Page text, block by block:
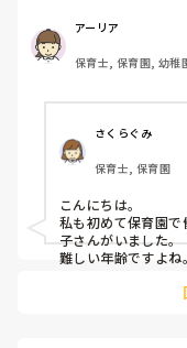
きました。
その状況に他の先生は
「Aちゃんが遊んで
ぐらいの反応でした
しかし、幼稚園の玩
ません。
Aちゃんが癇癪を起
切な事だと思います。
でも、そこで他の子
いと思います。
ところに戻りますが
始めました。今は保
現在、勤める保育園
【困っている行動】
①着替え、おむつ替
いて拒否。強要する
て】など誤解される
保育士に対して蹴る
③【出ていけよ！】
などの言葉を保育士に
アーリア
保育士, 保育園, 幼稚
さくらぐみ
保育士, 保育園
こんにちは。
私も初めて保育園
子さんがいました。
難しい年齢ですよね。
育士の3人で18人